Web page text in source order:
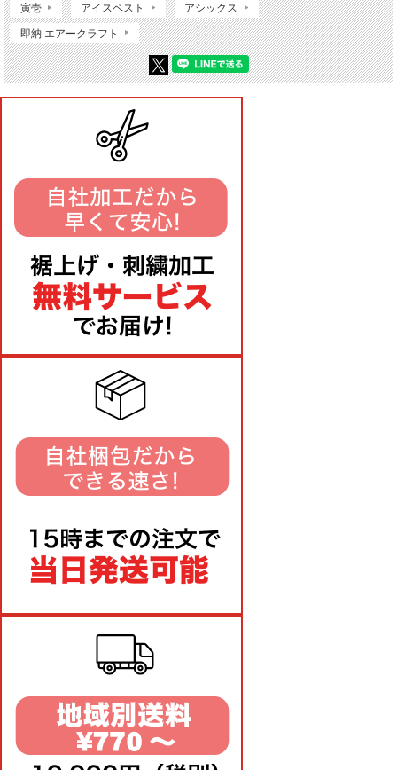
寅壱 アイスベスト アシックス
即納 エアークラフト